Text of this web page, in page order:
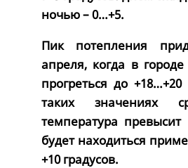
ночью – 0…+5.
Пик потепления
апреля, когда в
прогреться до
таких значениях
температура превысит
будет находиться
+10 градусов.